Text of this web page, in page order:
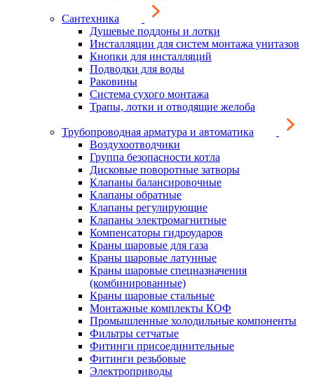
Сантехника
Душевые поддоны и лотки
Инсталляции для систем монтажа унитазов
Кнопки для инсталляций
Подводки для воды
Раковины
Система сухого монтажа
Трапы, лотки и отводящие желоба
Трубопроводная арматура и автоматика
Воздухоотводчики
Группа безопасности котла
Дисковые поворотные затворы
Клапаны балансировочные
Клапаны обратные
Клапаны регулирующие
Клапаны электромагнитные
Компенсаторы гидроударов
Краны шаровые для газа
Краны шаровые латунные
Краны шаровые спецназначения
(комбинированные)
Краны шаровые стальные
Монтажные комплекты КОФ
Промышленные холодильные компоненты
Фильтры сетчатые
Фитинги присоединительные
Фитинги резьбовые
Электроприводы